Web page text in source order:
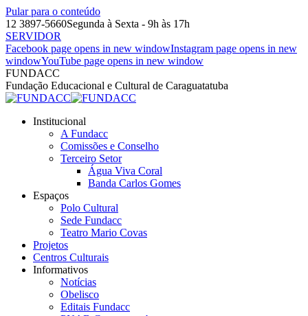
Pular para o conteúdo
12 3897-5660Segunda à Sexta - 9h às 17h
SERVIDOR
Facebook page opens in new windowInstagram page opens in new
windowYouTube page opens in new window
FUNDACC
Fundação Educacional e Cultural de Caraguatatuba
Institucional
A Fundacc
Comissões e Conselho
Terceiro Setor
Água Viva Coral
Banda Carlos Gomes
Espaços
Polo Cultural
Sede Fundacc
Teatro Mario Covas
Projetos
Centros Culturais
Informativos
Notícias
Obelisco
Editais Fundacc